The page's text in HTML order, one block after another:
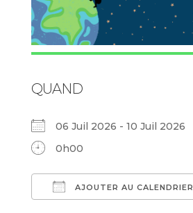
QUAND
06 Juil 2026 - 10 Juil 2026
0h00
AJOUTER AU CALENDRIER